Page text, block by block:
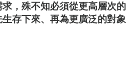
，殊不知必須從更高層次的
存下來、再為更廣泛的對象